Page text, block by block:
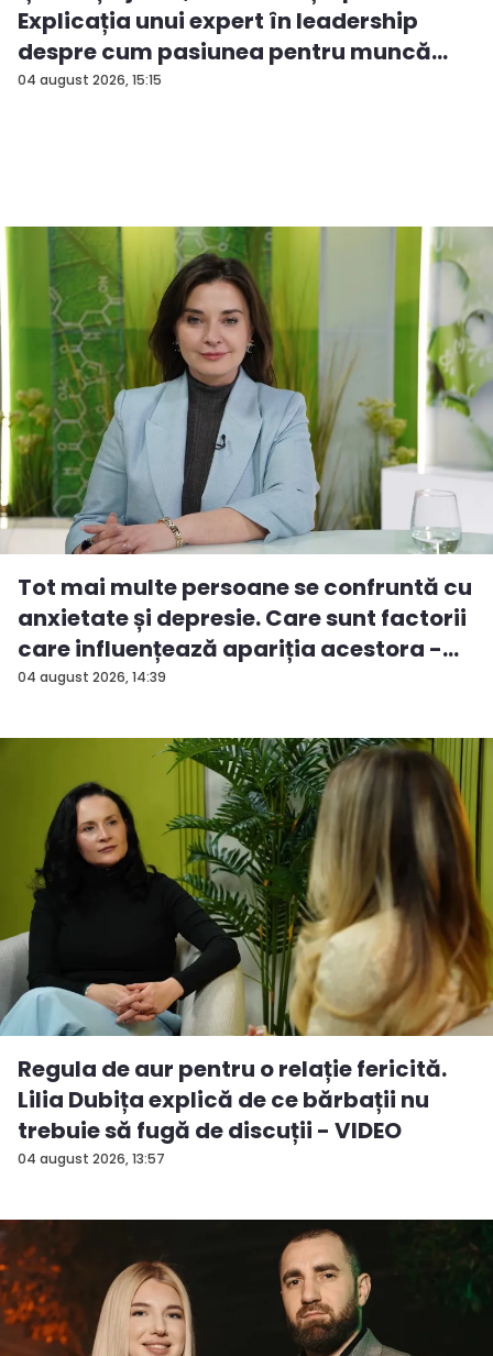
04 august 2026, 15:15
Explicația unui expert în leadership
despre cum pasiunea pentru muncă
po...
04 august 2026, 14:39
Tot mai multe persoane se confruntă cu
anxietate și depresie. Care sunt factorii
care influențează apariția acestora -
V...
04 august 2026, 13:57
Regula de aur pentru o relație fericită.
Lilia Dubița explică de ce bărbații nu
trebuie să fugă de discuții - VIDEO